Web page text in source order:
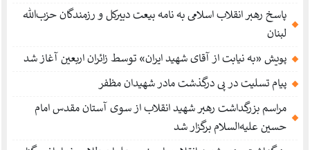
پاسخ رهبر انقلاب اسلامی به نامه بیعت دبیرکل و رزمندگان حزب‌الله
لبنان
پویش «به نیابت از آقای شهید ایران» توسط زائران اربعین آغاز شد
پیام تسلیت در پی درگذشت مادر شهیدان مظفر
مراسم بزرگداشت رهبر شهید انقلاب از سوی آستان مقدس امام
حسین علیه‌السلام برگزار شد